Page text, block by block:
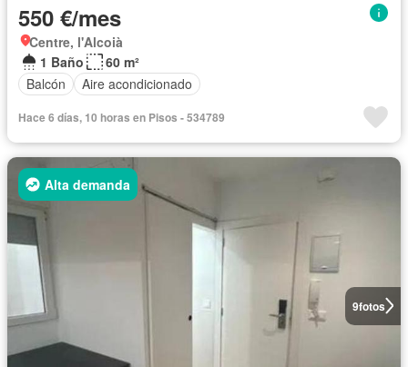
550 €/mes
Centre, l'Alcoià
1 Baño
60 m²
Balcón
Aire acondicionado
Hace 6 días, 10 horas en Pisos - 534789
9fotos
Alta demanda